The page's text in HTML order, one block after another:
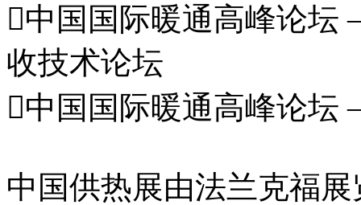
中国国际暖通高峰论坛
收技术论坛
中国国际暖通高峰论坛
中国供热展由法兰克福